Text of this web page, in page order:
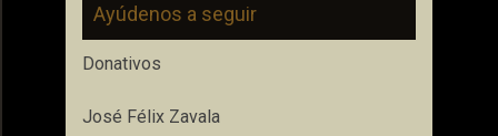
Ayúdenos a seguir
Donativos
José Félix Zavala